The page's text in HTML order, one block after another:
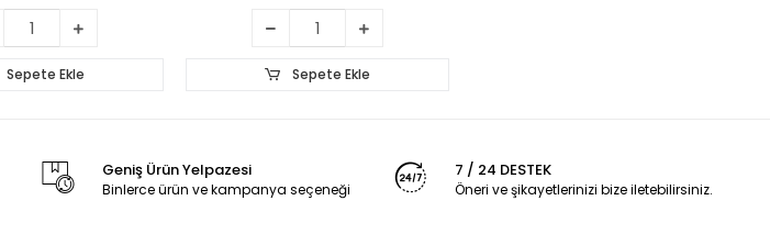
Sepete Ekle Sepete Ekle
Geniş Ürün Yelpazesi
Binlerce ürün ve kampanya seçeneği
7 / 24 DESTEK
Öneri ve şikayetlerinizi bize iletebilirsiniz.